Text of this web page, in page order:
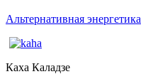
Альтернативная энергетика
Каха Каладзе